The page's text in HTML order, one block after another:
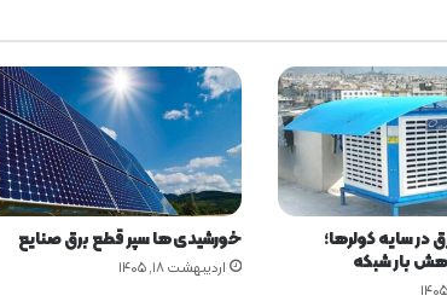
ق
ا
ض
ی
ب
ر
ا
ی
س
ا
در سایه کولرها؛
بار شبکه
خورشیدی‌ها سپر قطع برق صنایع
اردیبهشت ۱۸, ۱۴۰۵